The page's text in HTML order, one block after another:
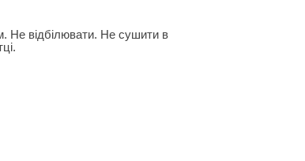
Не відбілювати. Не сушити в